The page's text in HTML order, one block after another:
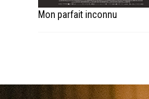
Mon parfait inconnu